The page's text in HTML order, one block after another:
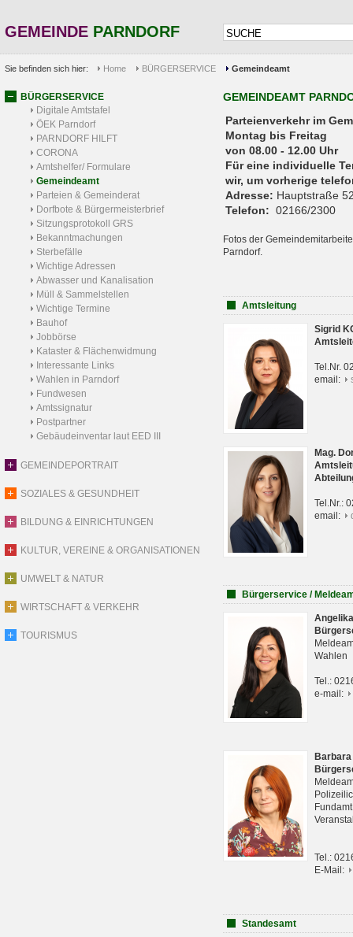
GEMEINDE PARNDORF
Sie befinden sich hier: Home BÜRGERSERVICE Gemeindeamt
BÜRGERSERVICE
Digitale Amtstafel
ÖEK Parndorf
PARNDORF HILFT
CORONA
Amtshelfer/ Formulare
Gemeindeamt
Parteien & Gemeinderat
Dorfbote & Bürgermeisterbrief
Sitzungsprotokoll GRS
Bekanntmachungen
Sterbefälle
Wichtige Adressen
Abwasser und Kanalisation
Müll & Sammelstellen
Wichtige Termine
Bauhof
Jobbörse
Kataster & Flächenwidmung
Interessante Links
Wahlen in Parndorf
Fundwesen
Amtssignatur
Postpartner
Gebäudeinventar laut EED III
GEMEINDEPORTRAIT
SOZIALES & GESUNDHEIT
BILDUNG & EINRICHTUNGEN
KULTUR, VEREINE & ORGANISATIONEN
UMWELT & NATUR
WIRTSCHAFT & VERKEHR
TOURISMUS
GEMEINDEAMT
Parteienverkehr
Montag bis Freitag
von 08.00 - 12.00 Uhr
Für eine individuelle
wir, um vorherige
Adresse: Hauptstraße
Telefon: 02166/2300
Fotos der
Parndorf.
Amtsleitung
Sigrid
Tel.Nr.
email:
Mag.
Tel.Nr.:
email:
Bürgerservice /
Wahlen
Tel.:
e-mail:
Tel.:
E-Mail:
Standesamt